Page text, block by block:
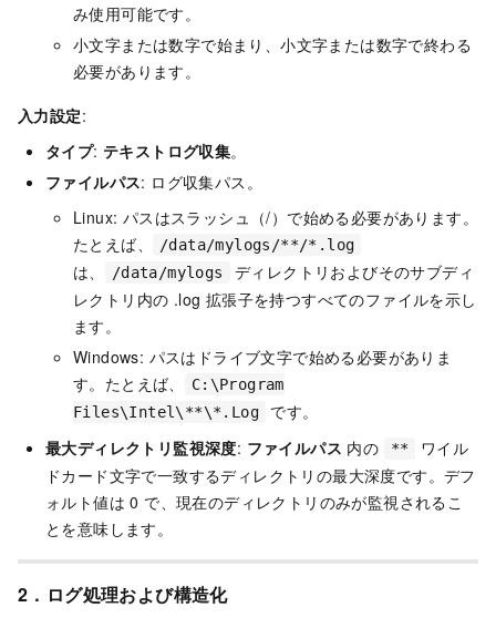
み使用可能です。
小文字または数字で始まり、小文字または数字で終わる
必要があります。
入力設定:
タイプ: テキストログ収集。
ファイルパス: ログ収集パス。
Linux: パスはスラッシュ（/）で始める必要があります。
たとえば、
/data/mylogs/**/*.log
は、 /data/mylogs
ディレクトリおよびそのサブディ
レクトリ内の .log 拡張子を持つすべてのファイルを示し
ます。
Windows: パスはドライブ文字で始める必要がありま
す。たとえば、
C:\Program
Files\Intel\**\*.Log
です。
最大ディレクトリ監視深度: ファイルパス 内の **
ワイル
ドカード文字で一致するディレクトリの最大深度です。デフ
ォルト値は 0 で、現在のディレクトリのみが監視されるこ
とを意味します。
2．ログ処理および構造化